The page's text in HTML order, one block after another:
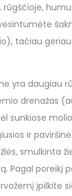
tačiau
yra daugiau
drenažas
sunkiose
ir
smulkinta
Pagal poreikį
įpilkite